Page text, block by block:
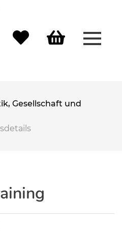
Gesellschaft und